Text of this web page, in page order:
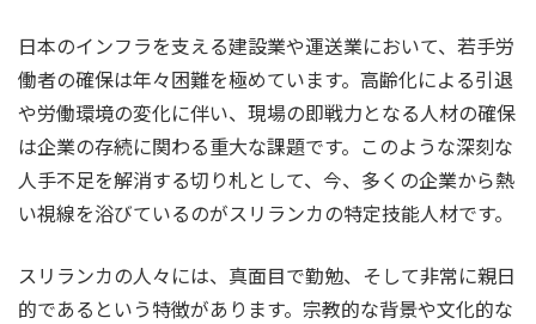
日本のインフラを支える建設業や運送業において、若手労
働者の確保は年々困難を極めています。高齢化による引退
や労働環境の変化に伴い、現場の即戦力となる人材の確保
は企業の存続に関わる重大な課題です。このような深刻な
人手不足を解消する切り札として、今、多くの企業から熱
い視線を浴びているのがスリランカの特定技能人材です。
スリランカの人々には、真面目で勤勉、そして非常に親日
的であるという特徴があります。宗教的な背景や文化的な